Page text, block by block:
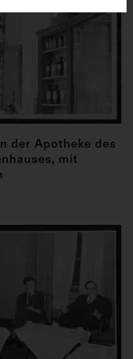
der Apotheke des
mit